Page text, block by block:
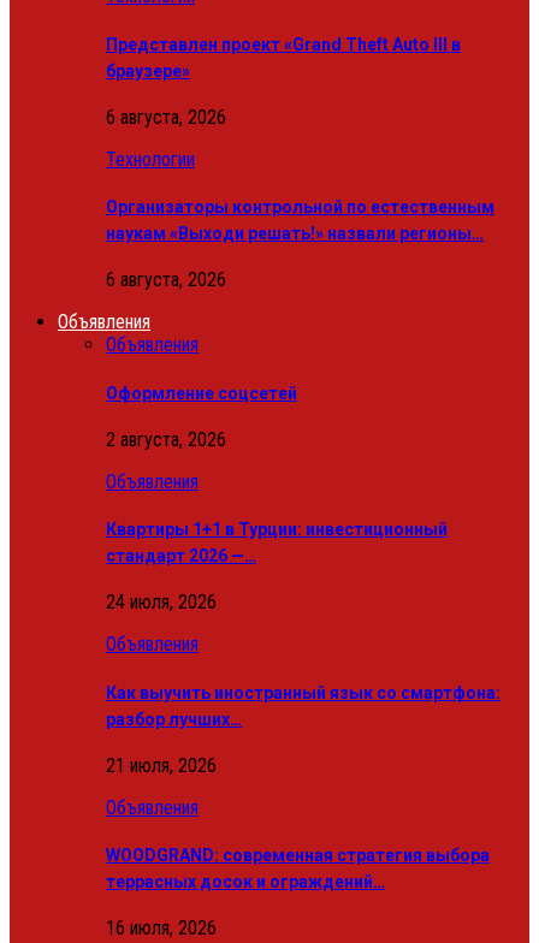
Представлен проект «Grand Theft Auto III в
браузере»
6 августа, 2026
Технологии
Организаторы контрольной по естественным
наукам «Выходи решать!» назвали регионы…
6 августа, 2026
Объявления
Объявления
Оформление соцсетей
2 августа, 2026
Объявления
Квартиры 1+1 в Турции: инвестиционный
стандарт 2026 —…
24 июля, 2026
Объявления
Как выучить иностранный язык со смартфона:
разбор лучших…
21 июля, 2026
Объявления
WOODGRAND: современная стратегия выбора
террасных досок и ограждений…
16 июля, 2026